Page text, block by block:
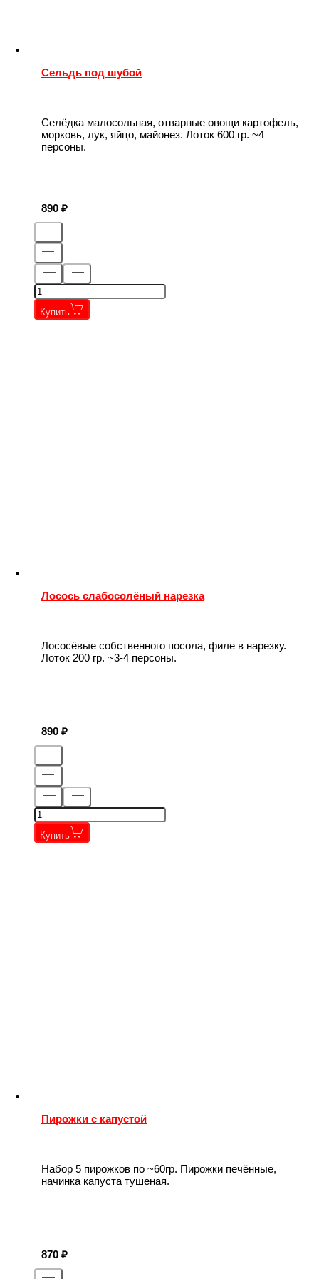
Сельдь под шубой
Селёдка малосольная, отварные овощи картофель,
морковь, лук, яйцо, майонез. Лоток 600 гр. ~4
персоны.
890
Купить
Лосось слабосолёный нарезка
Лососёвые собственного посола, филе в нарезку.
Лоток 200 гр. ~3-4 персоны.
890
Купить
Пирожки с капустой
Набор 5 пирожков по ~60гр. Пирожки печённые,
начинка капуста тушеная.
870